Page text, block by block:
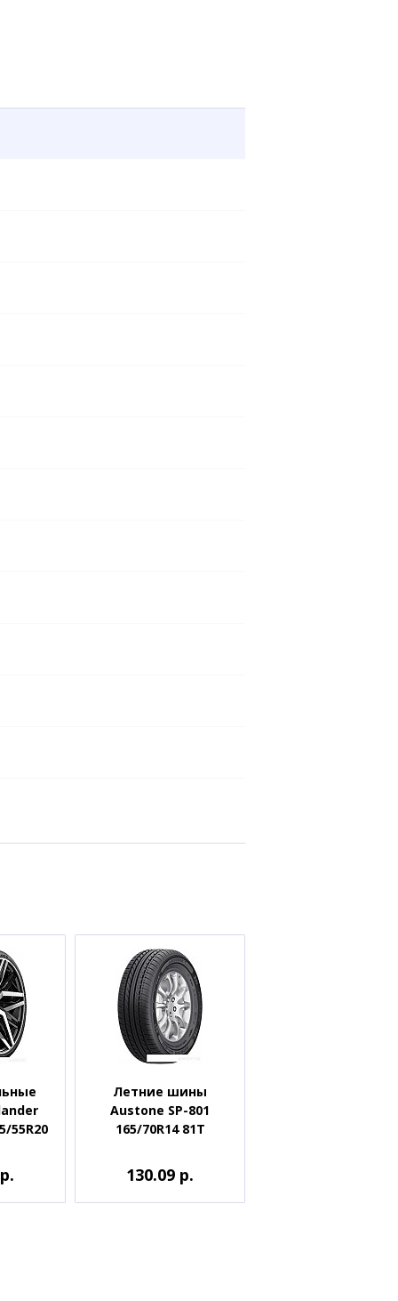
55R20
Летние шины
Austone SP-801
165/70R14 81T
130.09 р.